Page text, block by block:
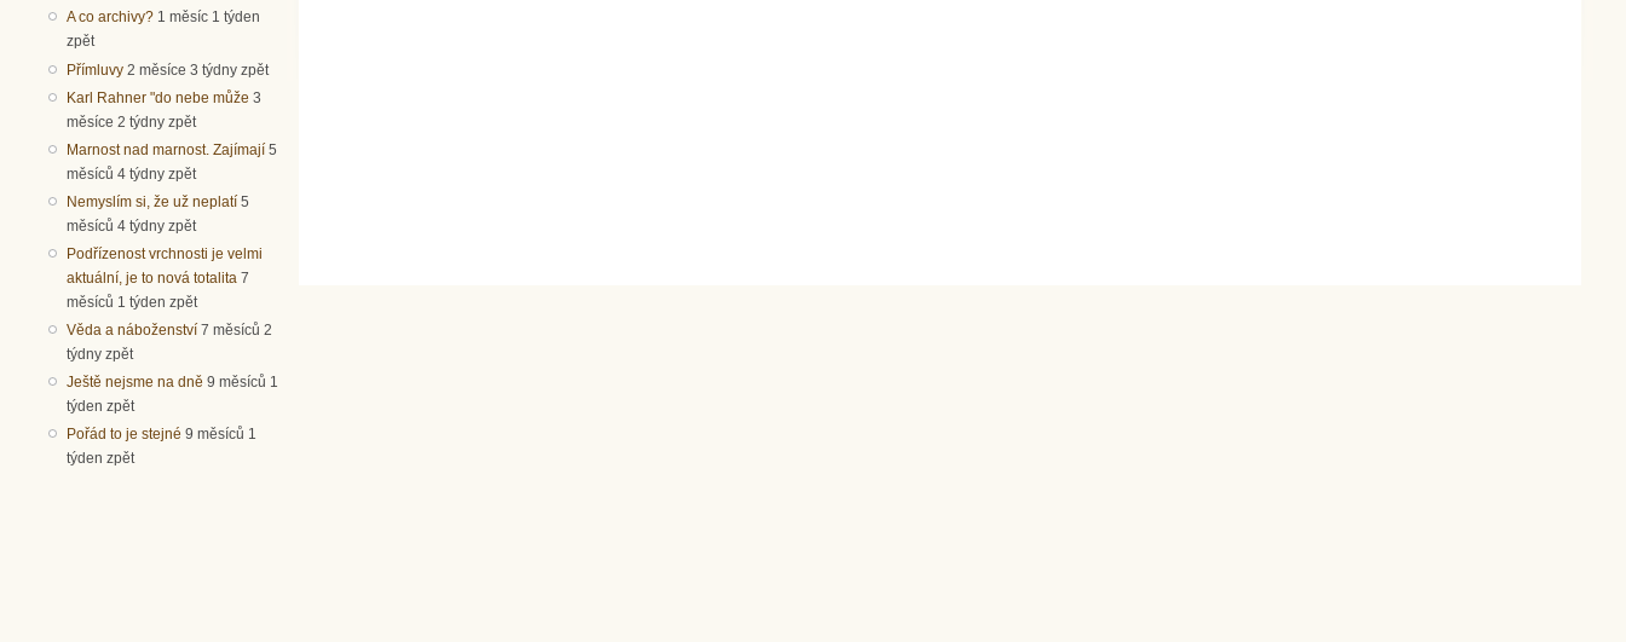
A co archivy? 1 měsíc 1 týden
zpět
Přímluvy 2 měsíce 3 týdny zpět
Karl Rahner "do nebe může 3
měsíce 2 týdny zpět
Marnost nad marnost. Zajímají 5
měsíců 4 týdny zpět
Nemyslím si, že už neplatí 5
měsíců 4 týdny zpět
Podřízenost vrchnosti je velmi
aktuální, je to nová totalita 7
měsíců 1 týden zpět
Věda a náboženství 7 měsíců 2
týdny zpět
Ještě nejsme na dně 9 měsíců 1
týden zpět
Pořád to je stejné 9 měsíců 1
týden zpět